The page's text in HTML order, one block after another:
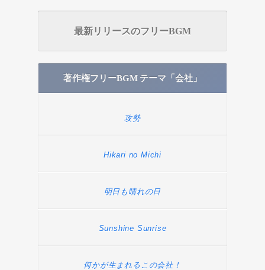
最新リリースのフリーBGM
著作権フリーBGM テーマ「会社」
攻勢
Hikari no Michi
明日も晴れの日
Sunshine Sunrise
何かが生まれるこの会社！